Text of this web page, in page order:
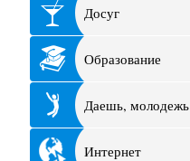
Досуг
Образование
Даешь, молодежь
Интернет